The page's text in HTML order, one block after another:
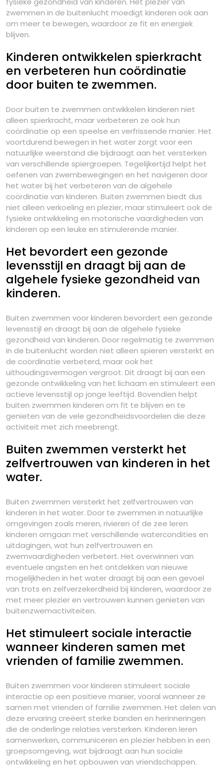
zwemmen in de buitenlucht moedigt kinderen ook aan
om meer te bewegen, waardoor ze fit en energiek
blijven.
Kinderen ontwikkelen spierkracht
en verbeteren hun coördinatie
door buiten te zwemmen.
Door buiten te zwemmen ontwikkelen kinderen niet
alleen spierkracht, maar verbeteren ze ook hun
coördinatie op een speelse en verfrissende manier. Het
voortdurend bewegen in het water zorgt voor een
natuurlijke weerstand die bijdraagt aan het versterken
van verschillende spiergroepen. Tegelijkertijd helpt het
oefenen van zwembewegingen en het navigeren door
het water bij het verbeteren van de algehele
coördinatie van kinderen. Buiten zwemmen biedt dus
niet alleen verkoeling en plezier, maar stimuleert ook de
fysieke ontwikkeling en motorische vaardigheden van
kinderen op een leuke en stimulerende manier.
Het bevordert een gezonde
levensstijl en draagt bij aan de
algehele fysieke gezondheid van
kinderen.
Buiten zwemmen voor kinderen bevordert een gezonde
levensstijl en draagt bij aan de algehele fysieke
gezondheid van kinderen. Door regelmatig te zwemmen
in de buitenlucht worden niet alleen spieren versterkt en
de coördinatie verbeterd, maar ook het
uithoudingsvermogen vergroot. Dit draagt bij aan een
gezonde ontwikkeling van het lichaam en stimuleert een
actieve levensstijl op jonge leeftijd. Bovendien helpt
buiten zwemmen kinderen om fit te blijven en te
genieten van de vele gezondheidsvoordelen die deze
activiteit met zich meebrengt.
Buiten zwemmen versterkt het
zelfvertrouwen van kinderen in het
water.
Buiten zwemmen versterkt het zelfvertrouwen van
kinderen in het water. Door te zwemmen in natuurlijke
omgevingen zoals meren, rivieren of de zee leren
kinderen omgaan met verschillende watercondities en
uitdagingen, wat hun zelfvertrouwen en
zwemvaardigheden verbetert. Het overwinnen van
eventuele angsten en het ontdekken van nieuwe
mogelijkheden in het water draagt bij aan een gevoel
van trots en zelfverzekerdheid bij kinderen, waardoor ze
met meer plezier en vertrouwen kunnen genieten van
buitenzwemactiviteiten.
Het stimuleert sociale interactie
wanneer kinderen samen met
vrienden of familie zwemmen.
Buiten zwemmen voor kinderen stimuleert sociale
interactie op een positieve manier, vooral wanneer ze
samen met vrienden of familie zwemmen. Het delen van
deze ervaring creëert sterke banden en herinneringen
die de onderlinge relaties versterken. Kinderen leren
samenwerken, communiceren en plezier hebben in een
groepsomgeving, wat bijdraagt aan hun sociale
ontwikkeling en het opbouwen van vriendschappen.